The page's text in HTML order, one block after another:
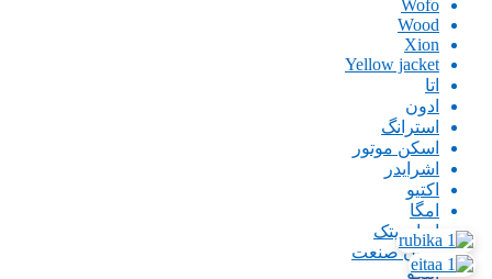
Wofo
Wood
Xion
Yellow jacket
اتا
ادون
استرانگ
اسکن موتور
اشرایدر
اکتیو
امگا
ایران پتک
ایران صنعت
اینگو